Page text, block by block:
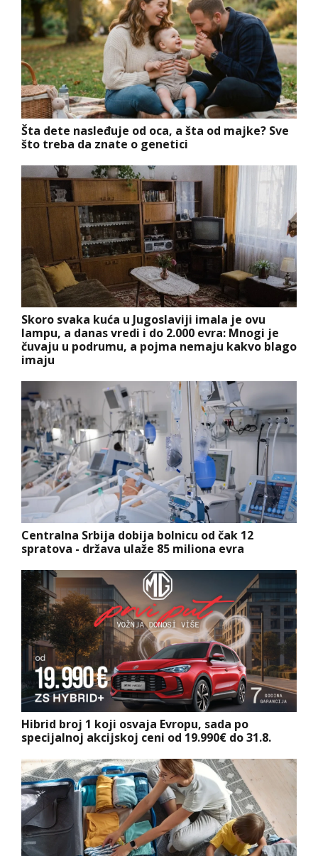
Šta dete nasleđuje od oca, a šta od majke? Sve
što treba da znate o genetici
Skoro svaka kuća u Jugoslaviji imala je ovu
lampu, a danas vredi i do 2.000 evra: Mnogi je
čuvaju u podrumu, a pojma nemaju kakvo blago
imaju
Centralna Srbija dobija bolnicu od čak 12
spratova - država ulaže 85 miliona evra
Hibrid broj 1 koji osvaja Evropu, sada po
specijalnoj akcijskoj ceni od 19.990€ do 31.8.